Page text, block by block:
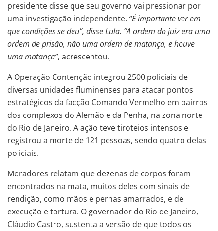
presidente disse que seu governo vai pressionar por
uma investigação independente. “É importante ver em
que condições se deu”, disse Lula. “A ordem do juiz era uma
ordem de prisão, não uma ordem de matança, e houve
uma matança”, acrescentou.
A Operação Contenção integrou 2500 policiais de
diversas unidades fluminenses para atacar pontos
estratégicos da facção Comando Vermelho em bairros
dos complexos do Alemão e da Penha, na zona norte
do Rio de Janeiro. A ação teve tiroteios intensos e
registrou a morte de 121 pessoas, sendo quatro delas
policiais.
Moradores relatam que dezenas de corpos foram
encontrados na mata, muitos deles com sinais de
rendição, como mãos e pernas amarrados, e de
execução e tortura. O governador do Rio de Janeiro,
Cláudio Castro, sustenta a versão de que todos os